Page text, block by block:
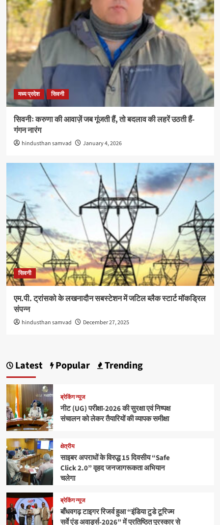
मध्य प्रदेश सिवनी
सिवनीः करुणा की आवाज़ें जब गूंजती हैं, तो बदलाव की लहरें उठती हैं-
गंगन नारंग
hindusthan samvad January 4, 2026
सिवनी
एम.पी. ट्रांसको के लखनादौन सबस्टेशन में जटिल ब्लैक स्टार्ट मॉकड्रिल
संपन्न
hindusthan samvad December 27, 2025
Latest Popular Trending
ब्रेकिंग न्यूज
नीट (UG) परीक्षा-2026 की सुरक्षा एवं निष्पक्ष
संचालन को लेकर तैयारियों की व्यापक समीक्षा
क्षेत्रीय
साइबर अपराधों के विरुद्ध 15 दिवसीय “Safe
Click 2.0” वृहद जनजागरूकता अभियान
चलेगा
ब्रेकिंग न्यूज
बाँधवगढ़ टाइगर रिजर्व हुआ “इंडिया टुडे टूरिज्म
सर्वे एंड अवार्ड्स-2026” में प्रतिष्ठित पुरस्कार से